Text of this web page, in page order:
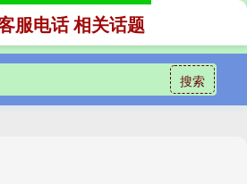
搜索
服电话 相关话题